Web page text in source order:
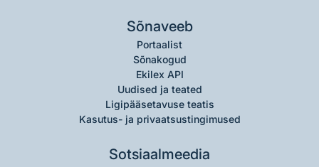
Sõnaveeb
Portaalist
Sõnakogud
Ekilex API
Uudised ja teated
Ligipääsetavuse teatis
Kasutus- ja privaatsustingimused
Sotsiaalmeedia